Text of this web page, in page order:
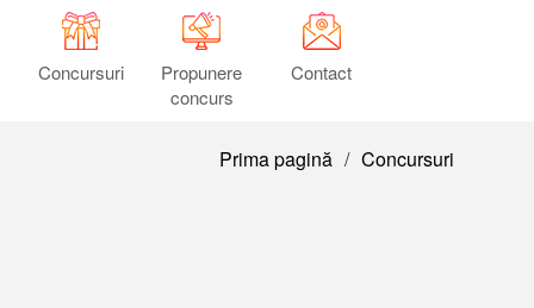
Concursuri
Propunere
concurs
Contact
Prima pagină / Concursuri